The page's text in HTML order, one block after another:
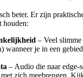
beter. Er zijn
houden:
– Veel
wanneer je in een
– Audio die naar edge-
zich meebrengen.